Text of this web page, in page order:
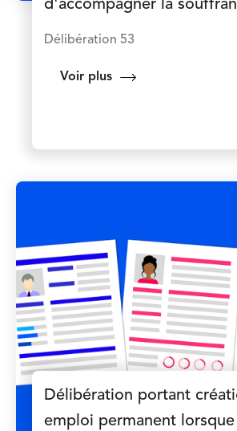
d'accompagner la
Délibération 53
Voir plus
Délibération portant
emploi permanent lorsque